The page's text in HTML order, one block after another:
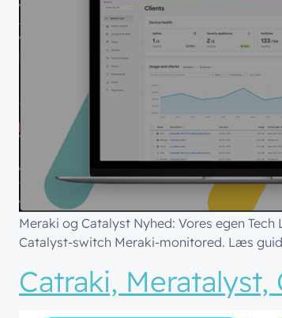
Meraki og Catalyst Nyhed: Vores egen
Catalyst-switch Meraki-monitored. Læs
Catraki,